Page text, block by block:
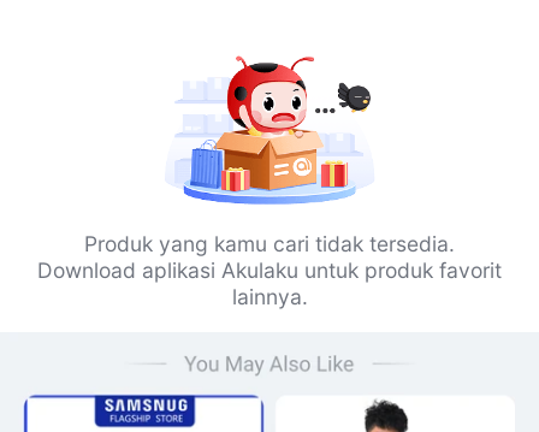
Produk yang kamu cari tidak tersedia.
Download aplikasi Akulaku untuk produk favorit
lainnya.